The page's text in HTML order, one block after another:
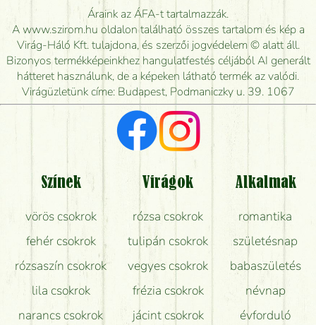
Meddig rendelhetek virágküldést úgy, hogy még ma
kiszállítsák?
Mennyire gyorsan tudják elkészíteni a csokrot, és
mikor tudják leghamarabb kiszállítani?
Vörös rózsát keresek, van önöknél?
Milyen visszajelzést kapok a virágküldésről?
Tényleg azt kapom, ami a képen van?
Mit kell tudni a virágcsokrok szállításáról?
Hogy marad a lehető legtovább friss a csokor?
Tudok adventi koszorút vásárolni boltban?
Áraink az ÁFA-t tartalmazzák.
A www.szirom.hu oldalon található összes tartalom és kép a
Virág-Háló Kft. tulajdona, és szerzői jogvédelem © alatt áll.
Bizonyos termékképeinkhez hangulatfestés céljából AI generált
hátteret használunk, de a képeken látható termék az valódi.
Virágüzletünk címe: Budapest, Podmaniczky u. 39. 1067
Színek
vörös csokrok
fehér csokrok
rózsaszín csokrok
lila csokrok
narancs csokrok
Virágok
rózsa csokrok
tulipán csokrok
vegyes csokrok
frézia csokrok
jácint csokrok
Alkalmak
romantika
születésnap
babaszületés
névnap
évforduló